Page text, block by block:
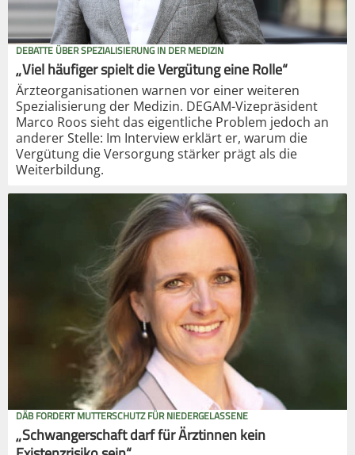
DEBATTE ÜBER SPEZIALISIERUNG IN DER MEDIZIN
„Viel häufiger spielt die Vergütung eine Rolle“
Ärzteorganisationen warnen vor einer weiteren
Spezialisierung der Medizin. DEGAM-Vizepräsident
Marco Roos sieht das eigentliche Problem jedoch an
anderer Stelle: Im Interview erklärt er, warum die
Vergütung die Versorgung stärker prägt als die
Weiterbildung.
DÄB FORDERT MUTTERSCHUTZ FÜR NIEDERGELASSENE
„Schwangerschaft darf für Ärztinnen kein